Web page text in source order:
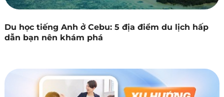
Du học tiếng Anh ở Cebu: 5 địa điểm du lịch hấp
dẫn bạn nên khám phá